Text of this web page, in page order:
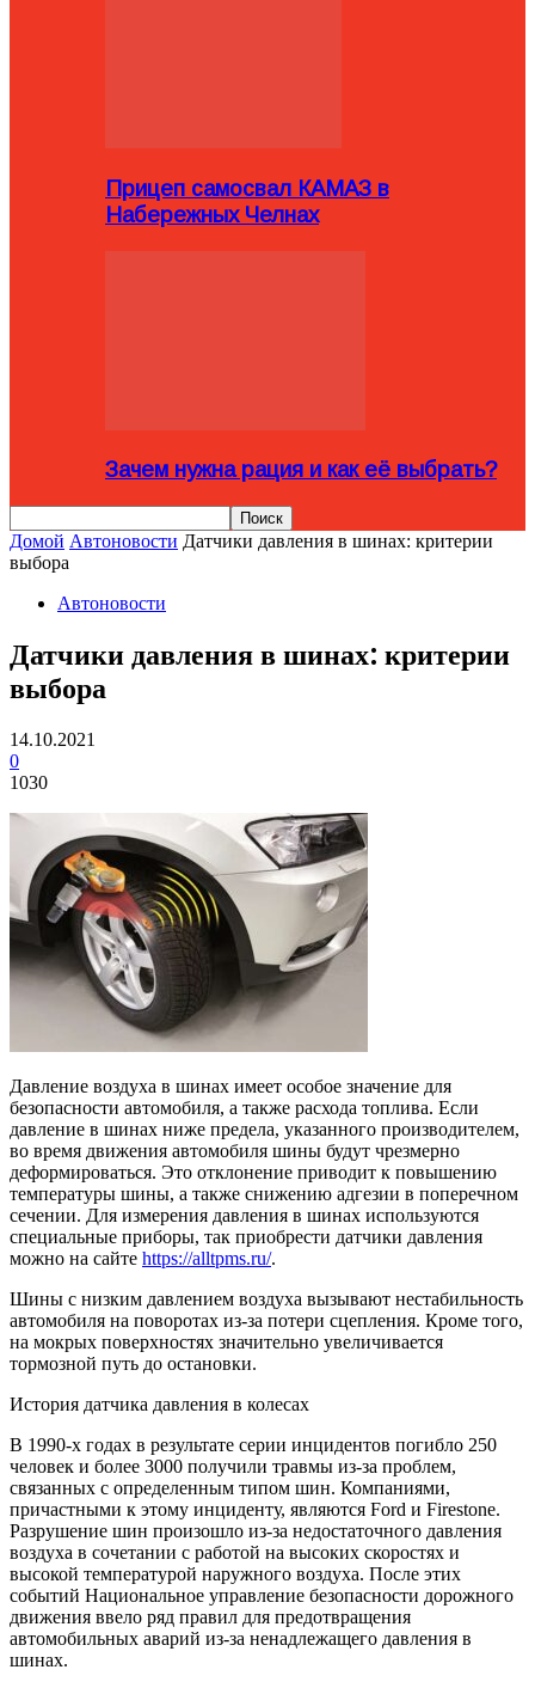
Прицеп самосвал КАМАЗ в
Набережных Челнах
Зачем нужна рация и как её выбрать?
Домой Автоновости Датчики давления в шинах: критерии
выбора
Автоновости
Датчики давления в шинах: критерии
выбора
14.10.2021
0
1030
Давление воздуха в шинах имеет особое значение для
безопасности автомобиля, а также расхода топлива. Если
давление в шинах ниже предела, указанного производителем,
во время движения автомобиля шины будут чрезмерно
деформироваться. Это отклонение приводит к повышению
температуры шины, а также снижению адгезии в поперечном
сечении. Для измерения давления в шинах используются
специальные приборы, так приобрести датчики давления
можно на сайте https://alltpms.ru/.
Шины с низким давлением воздуха вызывают нестабильность
автомобиля на поворотах из-за потери сцепления. Кроме того,
на мокрых поверхностях значительно увеличивается
тормозной путь до остановки.
История датчика давления в колесах
В 1990-х годах в результате серии инцидентов погибло 250
человек и более 3000 получили травмы из-за проблем,
связанных с определенным типом шин. Компаниями,
причастными к этому инциденту, являются Ford и Firestone.
Разрушение шин произошло из-за недостаточного давления
воздуха в сочетании с работой на высоких скоростях и
высокой температурой наружного воздуха. После этих
событий Национальное управление безопасности дорожного
движения ввело ряд правил для предотвращения
автомобильных аварий из-за ненадлежащего давления в
шинах.